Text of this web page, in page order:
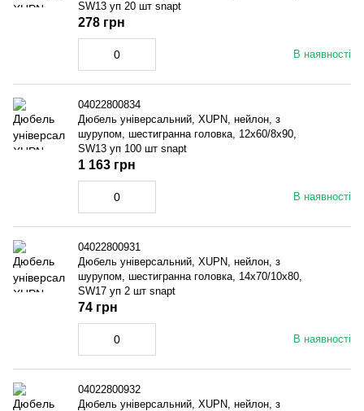
SW13 уп 20 шт snapt
В наявності
278 грн
04022800834
Дюбель універсальний, XUPN, нейлон, з
шурупом, шестигранна головка, 12x60/8x90,
SW13 уп 100 шт snapt
В наявності
1 163 грн
04022800931
Дюбель універсальний, XUPN, нейлон, з
шурупом, шестигранна головка, 14x70/10x80,
SW17 уп 2 шт snapt
В наявності
74 грн
04022800932
Дюбель універсальний, XUPN, нейлон, з